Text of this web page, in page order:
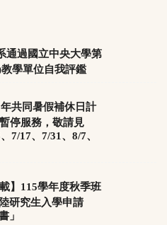
過國立中央大學第
學單位自我評鑑
共同暑假補休日計
停服務，敬請見
7/17、7/31、8/7、
載】115學年度秋季班
研究生入學申請
」